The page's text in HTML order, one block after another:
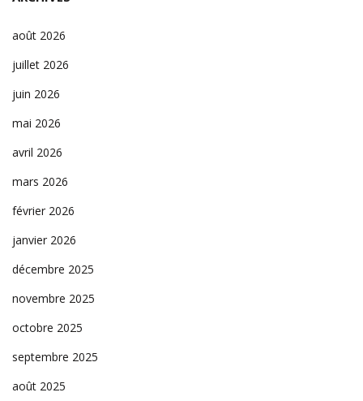
août 2026
juillet 2026
juin 2026
mai 2026
avril 2026
mars 2026
février 2026
janvier 2026
décembre 2025
novembre 2025
octobre 2025
septembre 2025
août 2025